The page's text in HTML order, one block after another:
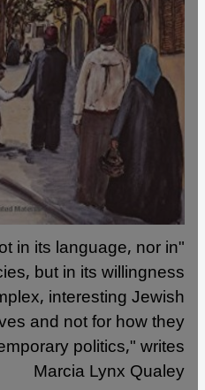
in its language, nor in
but in its willingness
interesting Jewish
and not for how they
politics," writes
Marcia Lynx Qualey